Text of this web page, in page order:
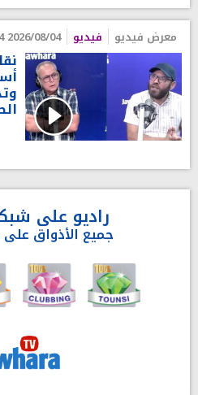
معرض فيديو فيديو 2026/08/04 11:04
راديو على
جميع الأذواق